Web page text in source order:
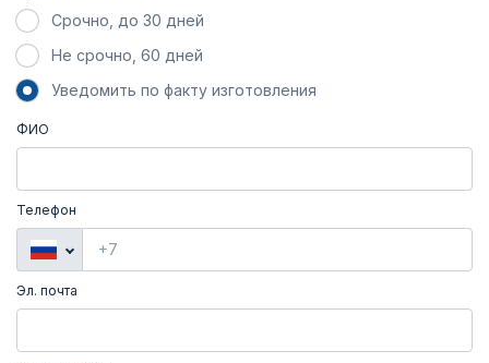
Срочно, до 30 дней
Не срочно, 60 дней
Уведомить по факту изготовления
ФИО
Телефон
Эл. почта